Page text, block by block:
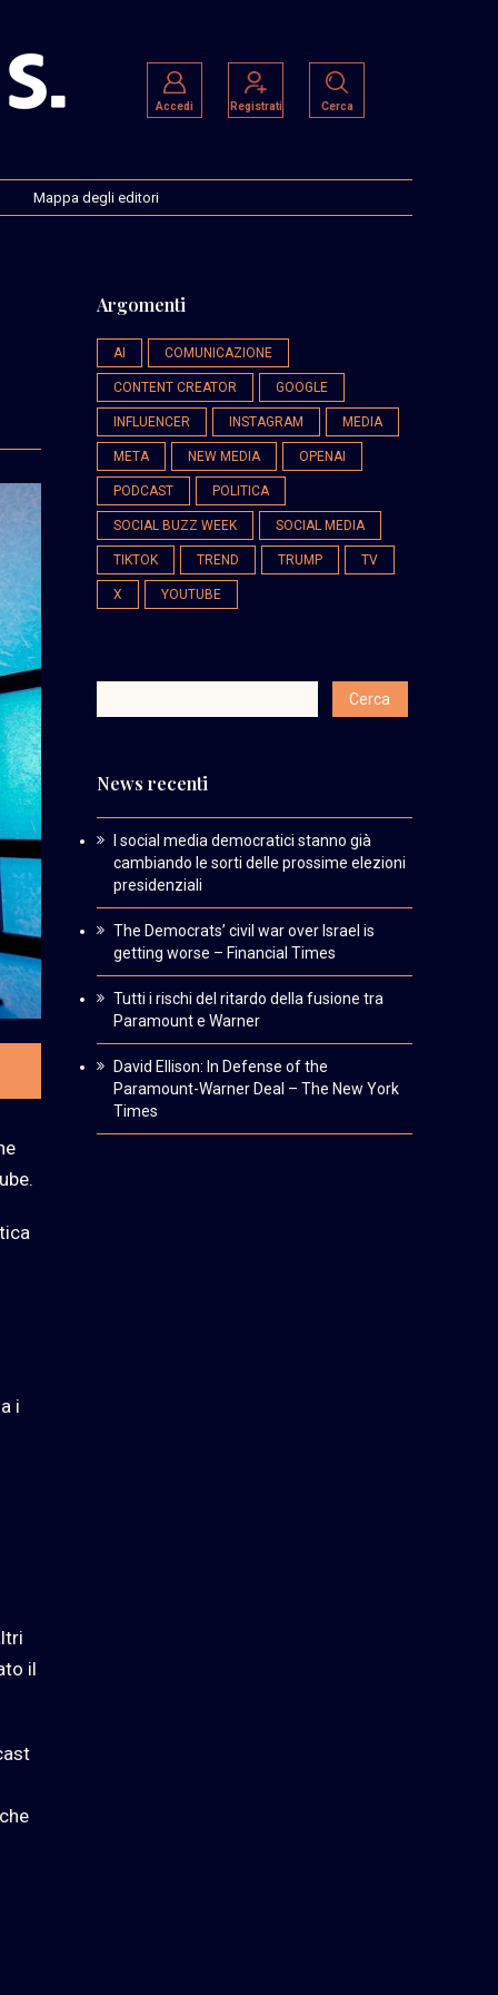
Accedi Registrati Cerca
Mappa degli editori
i
il
Argomenti
AI COMUNICAZIONE
CONTENT CREATOR GOOGLE
INFLUENCER INSTAGRAM MEDIA
META NEW MEDIA OPENAI
PODCAST POLITICA
SOCIAL BUZZ WEEK SOCIAL MEDIA
TIKTOK TREND TRUMP TV
X YOUTUBE
News recenti
I social media democratici stanno già
cambiando le sorti delle prossime elezioni
presidenziali
The Democrats’ civil war over Israel is
getting worse – Financial Times
Tutti i rischi del ritardo della fusione tra
Paramount e Warner
David Ellison: In Defense of the
Paramount-Warner Deal – The New York
Times